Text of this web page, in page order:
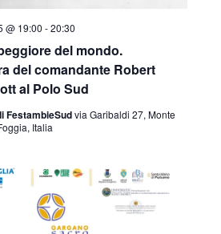
del mondo.
del comandante Robert
al Polo Sud
@ 19:00 -20:30
FestambieSudvia Garibaldi 27, Monte
Italia